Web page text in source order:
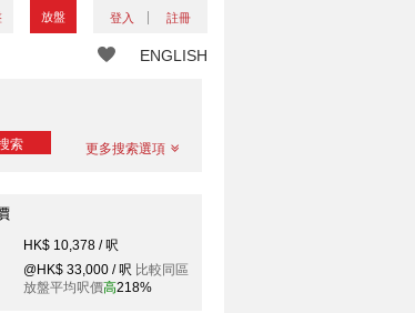
放盤 登入 註冊
ENGLISH
索 更多搜索選項
HK$ 10,378 / 呎
@HK$ 33,000 / 呎 比較同區
放盤平均呎價高218%